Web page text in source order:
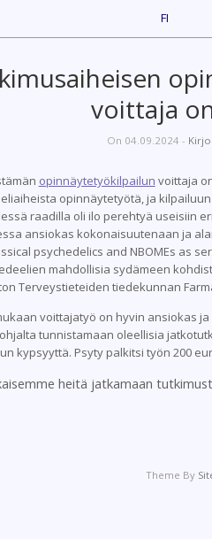
FI
voittaja
On 04.09.2024 -
opinnäytetyökilpailun voittaja
opinnäytetyötä, ja
raadilla oli ilo perehtyä useisiin
ansiokas kokonaisuutenaan ja
psychedelics and NBOMEs as
mahdollisia sydämeen
Terveystieteiden tiedekunnan
voittajatyö on hyvin ansiokas
tunnistamaan oleellisia
kypsyyttä. Psyty palkitsi työn 200
heitä jatkamaan
Theme By